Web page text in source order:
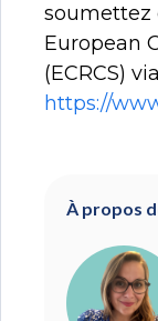
soumettez
European
(ECRCS)
https://
À propos